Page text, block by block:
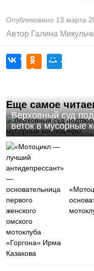
Опубликовано 13 марта
Автор Галина
Еще самое
Верховный суд
веток в мусорные